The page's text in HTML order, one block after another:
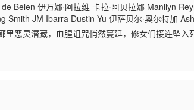
Belen 伊万娜·阿拉维 卡拉·阿贝拉娜 Manilyn
Smith JM Ibarra Dustin Yu 伊萨贝尔·奥尔特加
Matt Lozano Althea Ablan 伊莱贾·阿莱霍 Maika
里恶灵潜藏，血腥诅咒悄然蔓延，修女们接连坠入
闹派对秒变屠宰场，人人沦为待宰猎物；2050年